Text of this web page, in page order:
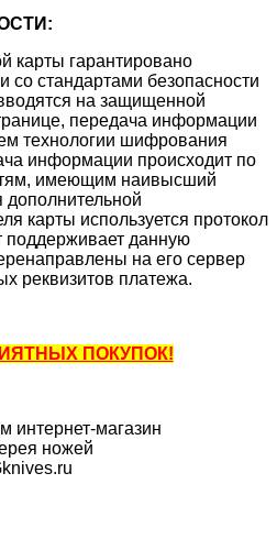
карты гарантировано
со стандартами безопасности
на защищенной
передача информации
технологии шифрования
информации происходит по
имеющим наивысший
карты используется протокол
данную
на его сервер
реквизитов платежа.
ПОКУПОК!
интернет-магазин
ножей